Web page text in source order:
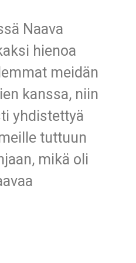
Naava
hienoa
meidän
kanssa, niin
yhdistettyä
tuttuun
mikä oli